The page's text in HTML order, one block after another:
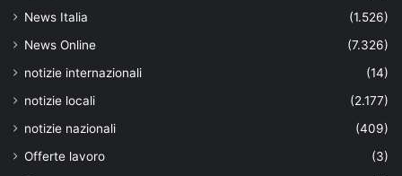
News Italia
(1.526)
News Online
(7.326)
notizie internazionali
(14)
notizie locali
(2.177)
notizie nazionali
(409)
Offerte lavoro
(3)